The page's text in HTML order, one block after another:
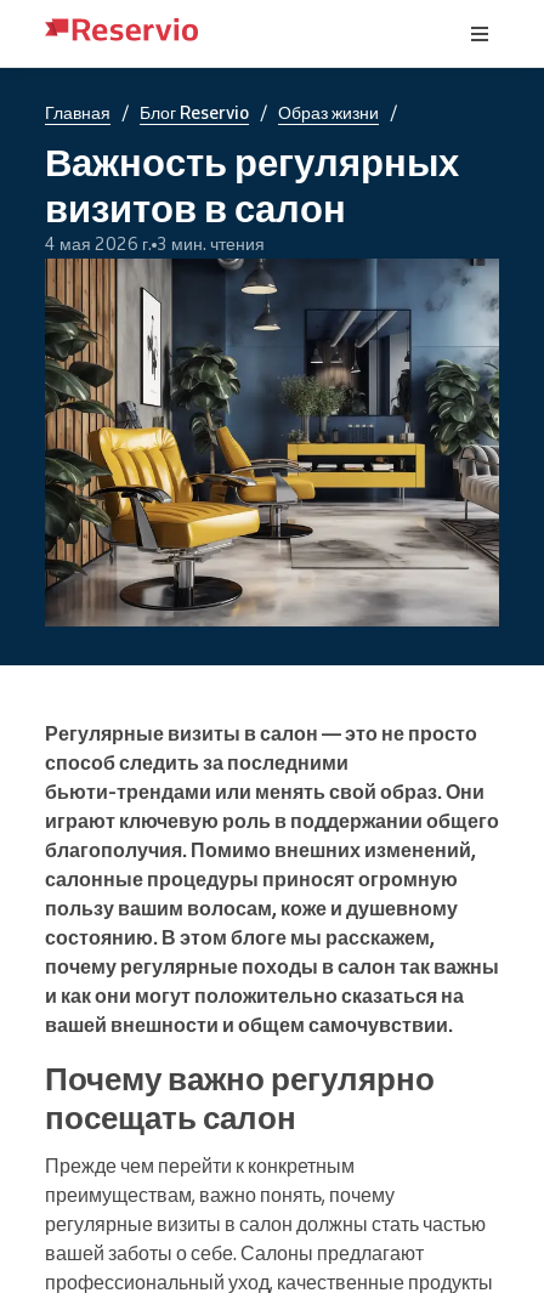
Главная / Блог Reservio / Образ жизни /
Важность регулярных
визитов в салон
4 мая 2026 г. 3 мин. чтения
Регулярные визиты в салон — это не просто
способ следить за последними
бьюти‑трендами или менять свой образ. Они
играют ключевую роль в поддержании общего
благополучия. Помимо внешних изменений,
салонные процедуры приносят огромную
пользу вашим волосам, коже и душевному
состоянию. В этом блоге мы расскажем,
почему регулярные походы в салон так важны
и как они могут положительно сказаться на
вашей внешности и общем самочувствии.
Почему важно регулярно
посещать салон
Прежде чем перейти к конкретным
преимуществам, важно понять, почему
регулярные визиты в салон должны стать частью
вашей заботы о себе. Салоны предлагают
профессиональный уход, качественные продукты